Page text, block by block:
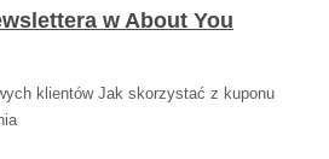
w About You
klientów Jak skorzystać z kuponu